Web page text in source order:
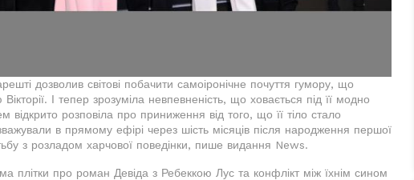
дозволив світові побачити самоіронічне почуття гумору, що
І тепер зрозуміла невпевненість, що ховається під її модно
розповіла про приниження від того, що її тіло стало
в прямому ефірі через шість місяців після народження першої
з розладом харчової поведінки, пише видання News.
плітки про роман Девіда з Ребеккою Лус та конфлікт між їхнім сином